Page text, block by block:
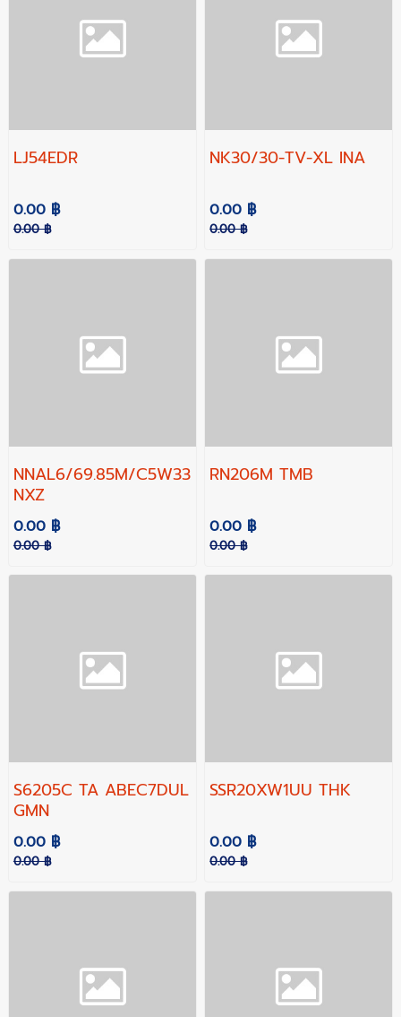
LJ54EDR
0.00 ฿
0.00 ฿
NK30/30-TV-XL INA
0.00 ฿
0.00 ฿
NNAL6/69.85M/C5W33XYA
NXZ
0.00 ฿
0.00 ฿
RN206M TMB
0.00 ฿
0.00 ฿
S6205C TA ABEC7DUL
GMN
0.00 ฿
0.00 ฿
SSR20XW1UU THK
0.00 ฿
0.00 ฿